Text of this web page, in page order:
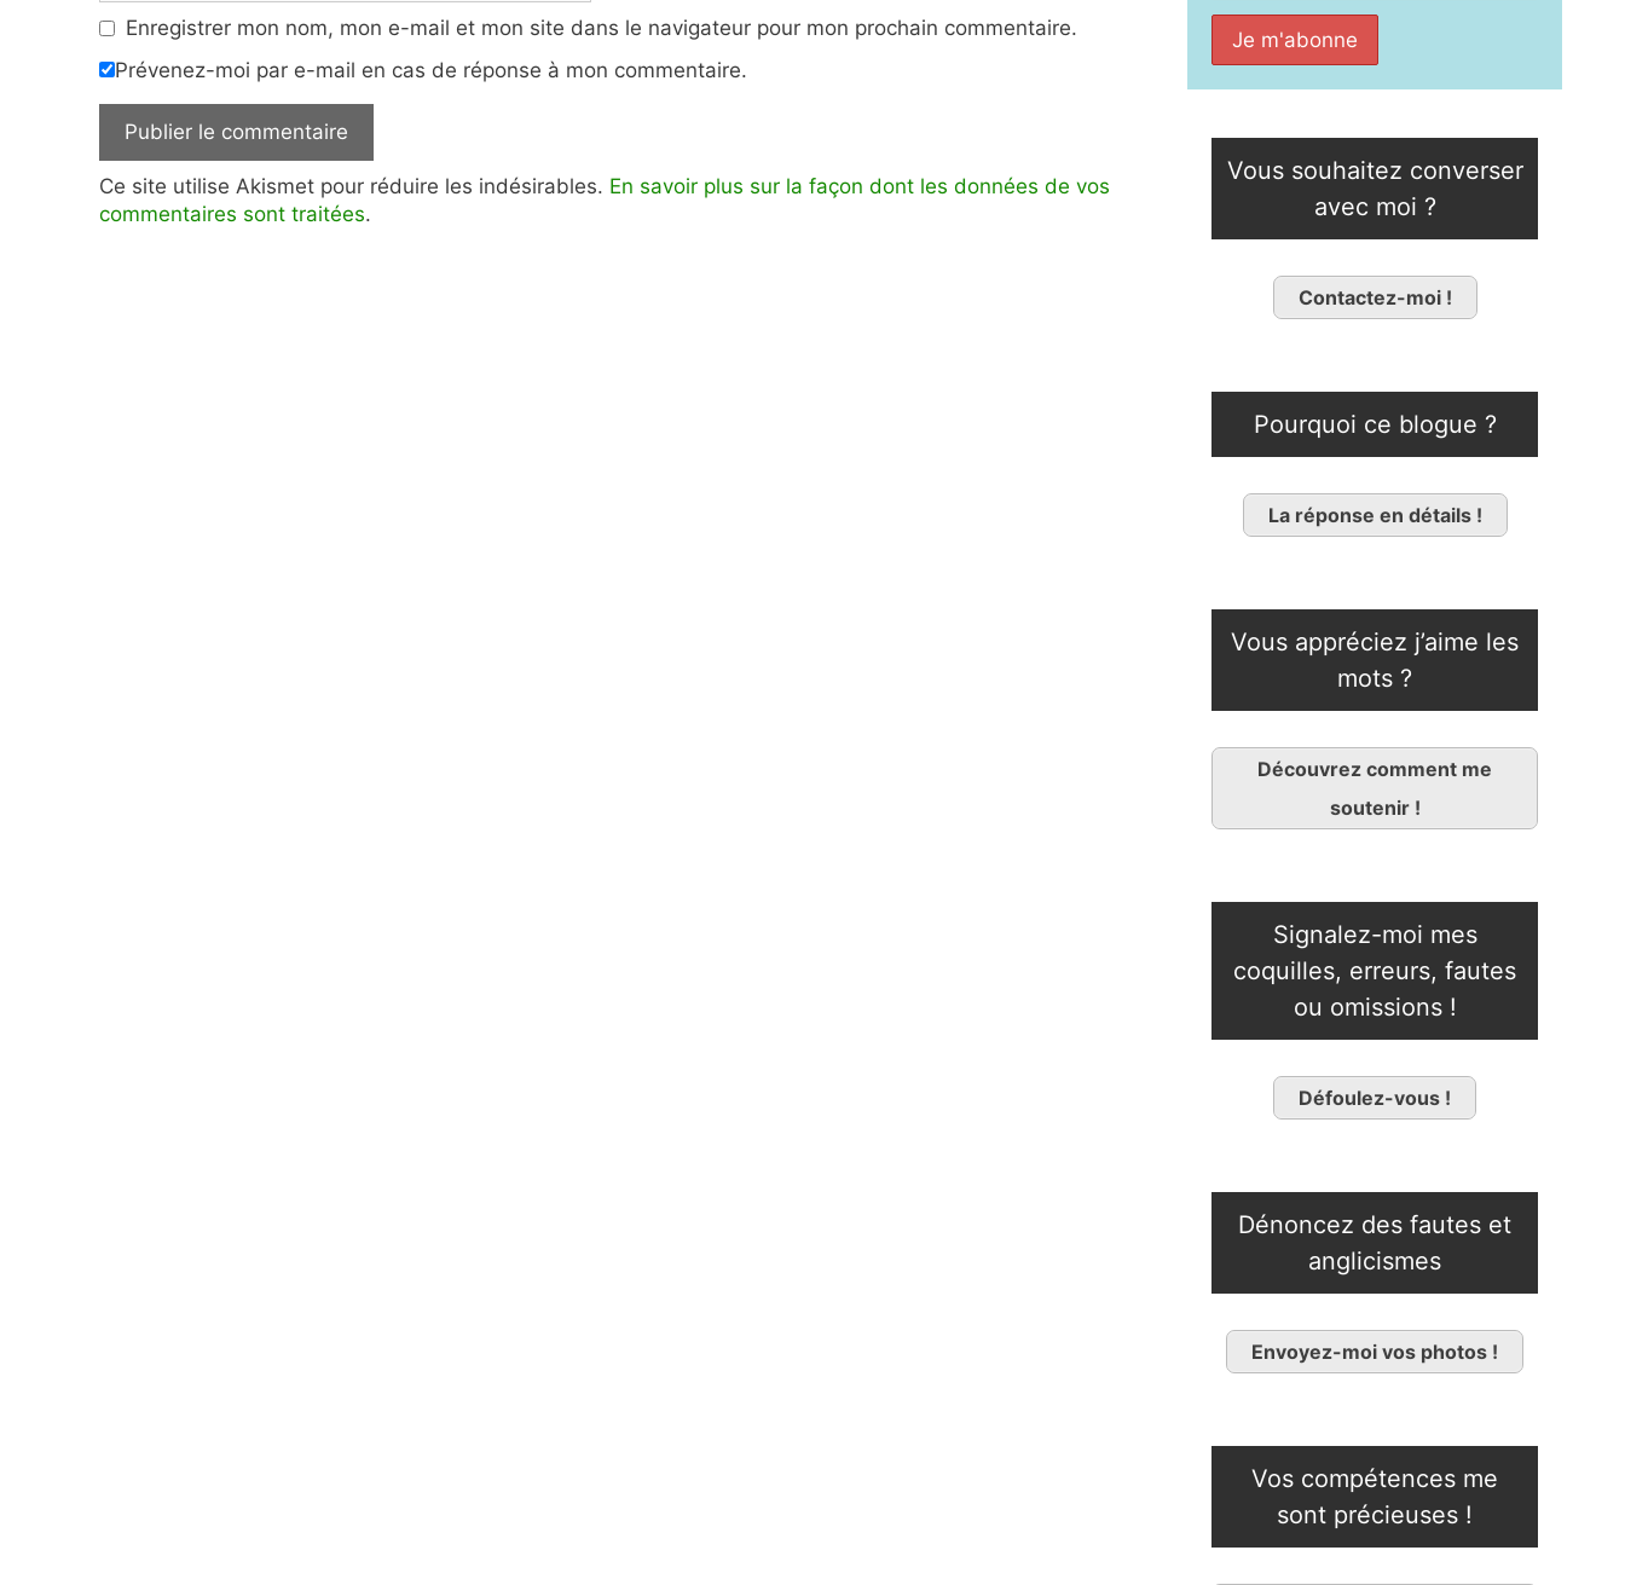
Enregistrer mon nom, mon e-mail et mon site dans le navigateur pour mon prochain commentaire.
Prévenez-moi par e-mail en cas de réponse à mon commentaire.
Ce site utilise Akismet pour réduire les indésirables. En savoir plus sur la façon dont les données de vos
commentaires sont traitées.
Vous souhaitez converser
avec moi ?
Contactez-moi !
Pourquoi ce blogue ?
La réponse en détails !
Vous appréciez j’aime les
mots ?
Découvrez comment me
soutenir !
Signalez-moi mes
coquilles, erreurs, fautes
ou omissions !
Défoulez-vous !
Dénoncez des fautes et
anglicismes
Envoyez-moi vos photos !
Vos compétences me
sont précieuses !